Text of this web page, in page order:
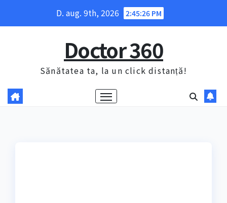
D. aug. 9th, 2026 2:45:27 PM
Doctor 360
Sănătatea ta, la un click distanță!